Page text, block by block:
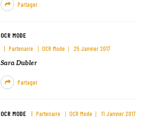
Partager
OCR MODE
Partenaire OCR Mode
25 Janvier 2017
Sara Dubler
Partager
OCR MODE Partenaire OCR Mode
11 Janvier 2017